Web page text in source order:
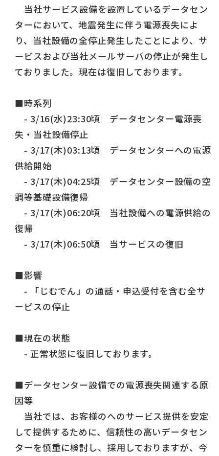
当社サービス設備を設置しているデータセン
ターにおいて、地震発生に伴う電源喪失によ
り、当社設備の全停止発生したことにより、サ
ービスおよび当社メールサーバの停止が発生し
ておりました。現在は復旧しております。
■時系列
- 3/16(水)23:30頃 データセンター電源喪
失・当社設備停止
- 3/17(木)03:13頃 データセンターへの電源
供給開始
- 3/17(木)04:25頃 データセンター設備の空
調等基礎設備復帰
- 3/17(木)06:20頃 当社設備への電源供給の
復帰
- 3/17(木)06:50頃 当サービスの復旧
■影響
- 「じむでん」の通話・申込受付を含む全サ
ービスの停止
■現在の状態
- 正常状態に復旧しております。
■データセンター設備での電源喪失関連する原
因等
当社では、お客様のへのサービス提供を安定
して提供するために、信頼性の高いデータセン
ターを慎重に検討し、採用しておりますが、今